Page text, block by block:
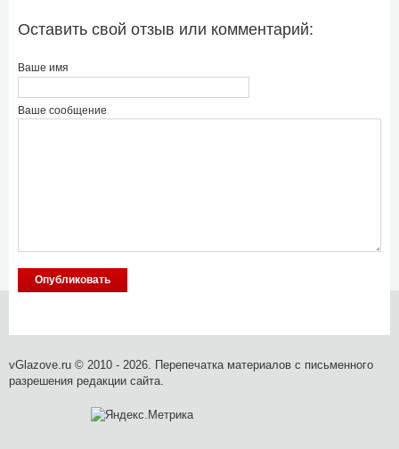
Оставить свой отзыв или комментарий:
Ваше имя
Ваше сообщение
vGlazove.ru © 2010 - 2026. Перепечатка материалов с письменного
разрешения редакции сайта.